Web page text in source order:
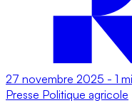
27 novembre 2025 - 1
Presse Politique agricole